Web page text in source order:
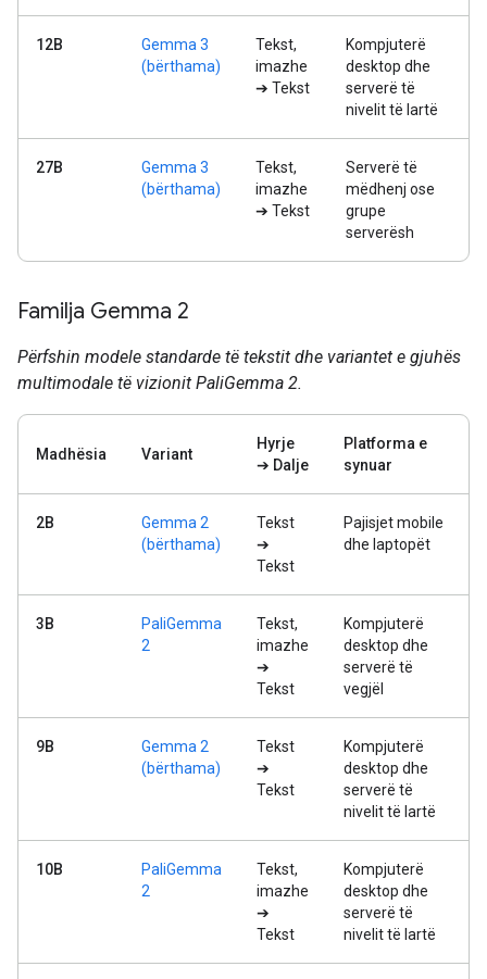
12B
Gemma 3
(bërthama)
Tekst,
imazhe
➔ Tekst
Kompjuterë
desktop dhe
serverë të
nivelit të lartë
27B
Gemma 3
(bërthama)
Tekst,
imazhe
➔ Tekst
Serverë të
mëdhenj ose
grupe
serverësh
Familja Gemma 2
Përfshin modele standarde të tekstit dhe variantet e gjuhës
multimodale të vizionit PaliGemma 2.
Madhësia Variant
Hyrje
➔ Dalje
Platforma e
synuar
2B
Gemma 2
(bërthama)
Tekst
➔
Tekst
Pajisjet mobile
dhe laptopët
3B
PaliGemma
2
Tekst,
imazhe
➔
Tekst
Kompjuterë
desktop dhe
serverë të
vegjël
9B
Gemma 2
(bërthama)
Tekst
➔
Tekst
Kompjuterë
desktop dhe
serverë të
nivelit të lartë
10B
PaliGemma
2
Tekst,
imazhe
➔
Tekst
Kompjuterë
desktop dhe
serverë të
nivelit të lartë